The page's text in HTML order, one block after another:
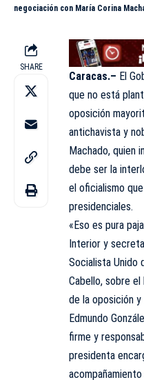
negociación con María Corina
SHARE
Caracas.– El
que no está
oposición
antichavista y
Machado, quien
debe ser la
el oficialismo
presidenciales.
«Eso es pura
Interior y
Socialista Unido
Cabello, sobre
de la oposición
Edmundo
firme y
presidenta